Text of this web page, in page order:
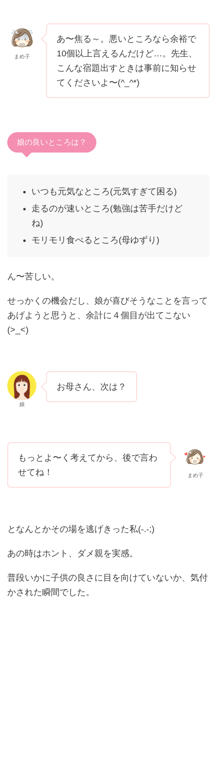
まめ子
あ〜焦る～。悪いところなら余裕で
10個以上言えるんだけど…。 先生、
こんな宿題出すときは事前に知らせ
てくださいよ〜(^_^*)
娘の良いところは？
いつも元気なところ(元気すぎて困る)
走るのが速いところ(勉強は苦手だけど
ね)
モリモリ食べるところ(母ゆずり)
ん〜苦しい。
せっかくの機会だし、娘が喜びそうなことを言って
あげようと思うと、余計に４個目が出てこない
(>_<)
娘
お母さん、次は？
もっとよ〜く考えてから、後で言わ
せてね！
まめ子
となんとかその場を逃げきった私(-.-;)
あの時はホント、ダメ親を実感。
普段いかに子供の良さに目を向けていないか、気付
かされた瞬間でした。